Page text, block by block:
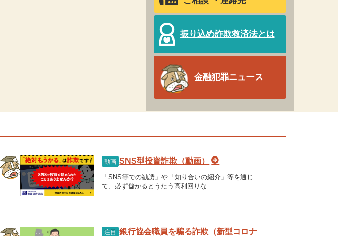
振り込め詐欺救済法とは
金融犯罪ニュース
動画 SNS型投資詐欺（動画）
「SNS等での勧誘」や「知り合いの紹介」等を通じ
て、必ず儲かるとうたう高利回りな…
注目 銀行協会職員を騙る詐欺（新型コロナ